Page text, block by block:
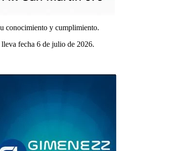
conocimiento y cumplimiento.
fecha 6 de julio de 2026.